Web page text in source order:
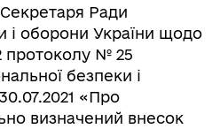
Ради
і оборони України щодо
протоколу № 25
безпеки і
«Про
визначений внесок